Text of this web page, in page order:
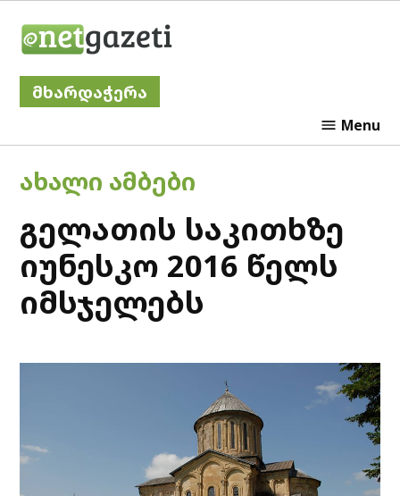
მხარდაჭერა
Menu
POSTED
ᲐᲮᲐᲚᲘ ᲐᲛᲑᲔᲑᲘ
გელათის საკითხზე
იუნესკო 2016 წელს
იმსჯელებს